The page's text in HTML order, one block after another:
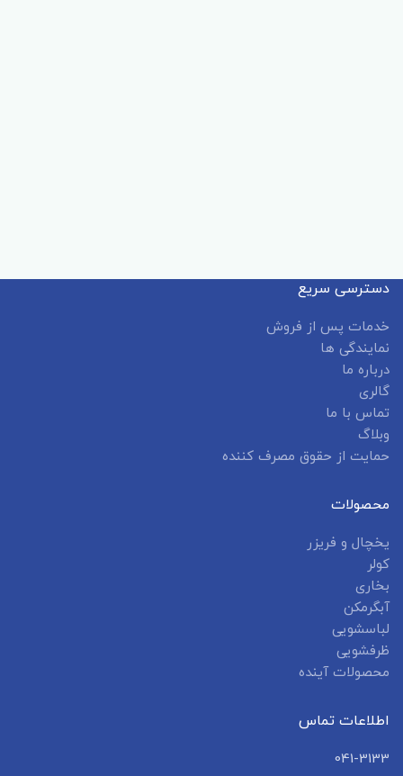
دسترسی سریع
خدمات پس از فروش
نمایندگی ها
درباره ما
گالری
تماس با ما
وبلاگ
حمایت از حقوق مصرف کننده
محصولات
یخچال و فریزر
کولر
بخاری
آبگرمکن
لباسشویی
ظرفشویی
محصولات آینده
اطلاعات تماس
041-3133